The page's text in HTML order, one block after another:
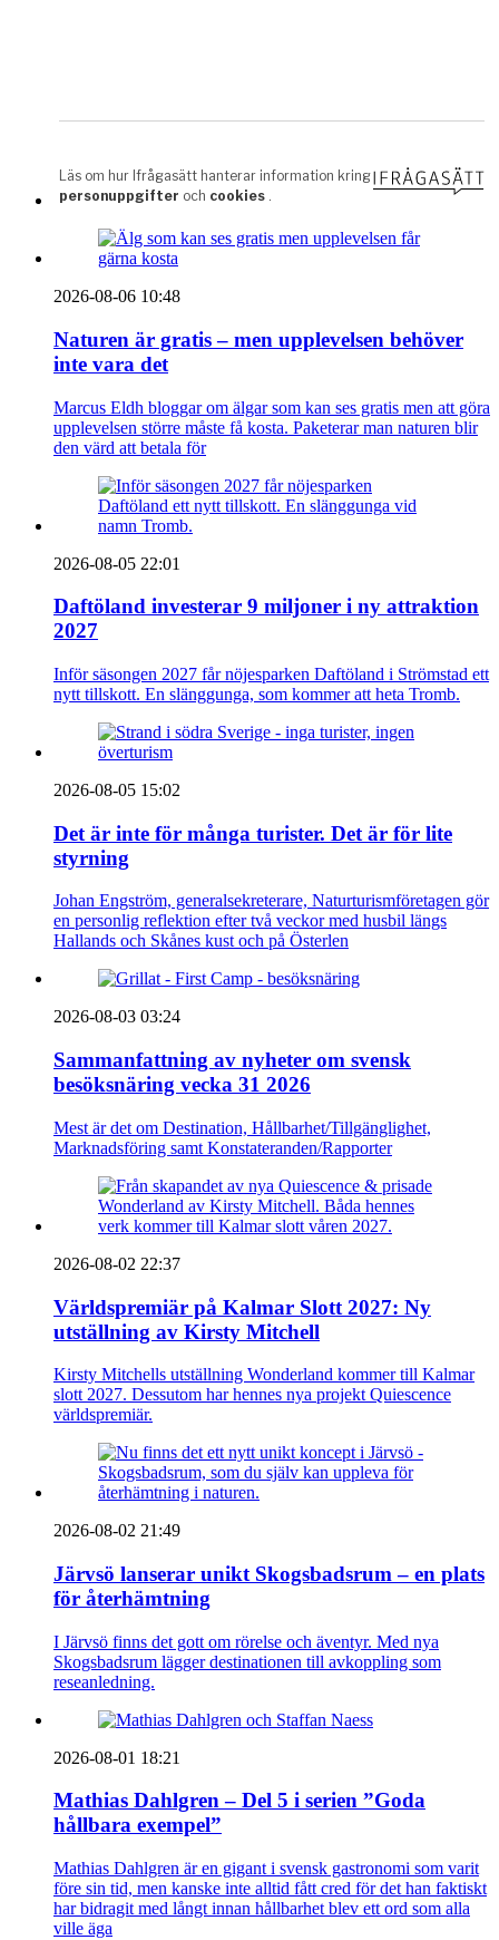
2026-08-06 10:48
Naturen är gratis – men upplevelsen behöver
inte vara det
Marcus Eldh bloggar om älgar som kan ses gratis men att göra
upplevelsen större måste få kosta. Paketerar man naturen blir
den värd att betala för
2026-08-05 22:01
Daftöland investerar 9 miljoner i ny attraktion
2027
Inför säsongen 2027 får nöjesparken Daftöland i Strömstad ett
nytt tillskott. En slänggunga, som kommer att heta Tromb.
2026-08-05 15:02
Det är inte för många turister. Det är för lite
styrning
Johan Engström, generalsekreterare, Naturturismföretagen gör
en personlig reflektion efter två veckor med husbil längs
Hallands och Skånes kust och på Österlen
2026-08-03 03:24
Sammanfattning av nyheter om svensk
besöksnäring vecka 31 2026
Mest är det om Destination, Hållbarhet/Tillgänglighet,
Marknadsföring samt Konstateranden/Rapporter
2026-08-02 22:37
Världspremiär på Kalmar Slott 2027: Ny
utställning av Kirsty Mitchell
Kirsty Mitchells utställning Wonderland kommer till Kalmar
slott 2027. Dessutom har hennes nya projekt Quiescence
världspremiär.
2026-08-02 21:49
Järvsö lanserar unikt Skogsbadsrum – en plats
för återhämtning
I Järvsö finns det gott om rörelse och äventyr. Med nya
Skogsbadsrum lägger destinationen till avkoppling som
reseanledning.
2026-08-01 18:21
Mathias Dahlgren – Del 5 i serien ”Goda
hållbara exempel”
Mathias Dahlgren är en gigant i svensk gastronomi som varit
före sin tid, men kanske inte alltid fått cred för det han faktiskt
har bidragit med långt innan hållbarhet blev ett ord som alla
ville äga